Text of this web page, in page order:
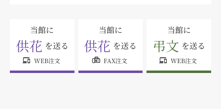
当館に
供花 を送る
devices WEB注文
当館に
供花 を送る
fax FAX注文
当館に
弔文 を送る
devices WEB注文